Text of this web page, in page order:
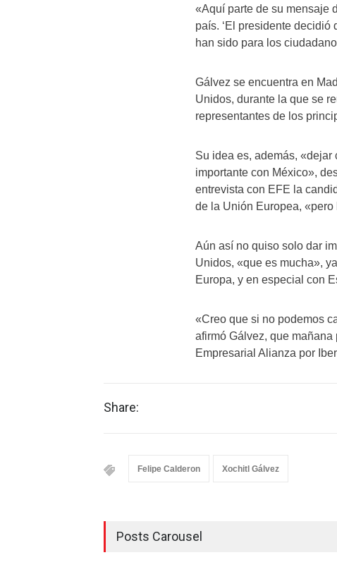
«Aquí parte de su mensaje
país. ‘El presidente
han sido para los
Gálvez se encuentra en
Unidos, durante la que se
representantes de los
Su idea es, además,
importante con México»,
entrevista con EFE la
de la Unión Europea,
Aún así no quiso solo dar
Unidos, «que es mucha»,
Europa, y en especial con
«Creo que si no podemos
afirmó Gálvez, que
Empresarial Alianza por
Share:
Felipe Calderon Xochitl Gálvez
Posts Carousel